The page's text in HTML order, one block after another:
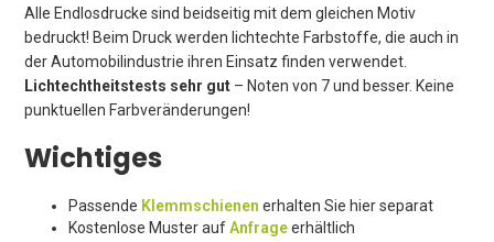
Alle Endlosdrucke sind beidseitig mit dem gleichen Motiv
bedruckt! Beim Druck werden lichtechte Farbstoffe, die auch in
der Automobilindustrie ihren Einsatz finden verwendet.
Lichtechtheitstests sehr gut – Noten von 7 und besser. Keine
punktuellen Farbveränderungen!
Wichtiges
Passende Klemmschienen erhalten Sie hier separat
Kostenlose Muster aufAnfrageerhältlich